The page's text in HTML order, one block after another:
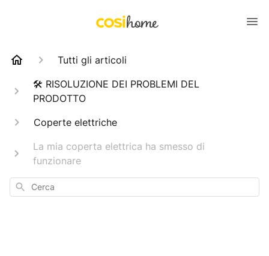
Tutti gli articoli
🛠️ RISOLUZIONE DEI PROBLEMI DEL
PRODOTTO
Coperte elettriche
La mia coperta elettrica ha smesso di
funzionare
Cerca